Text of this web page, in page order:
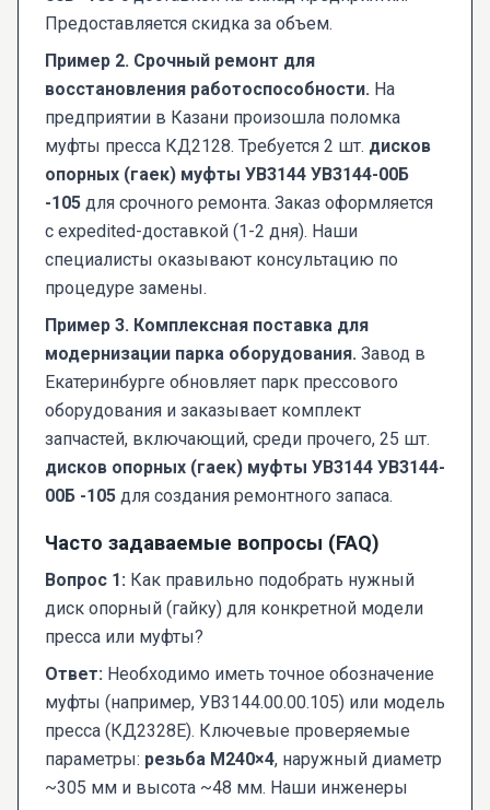
Предоставляется скидка за объем.
Пример 2. Срочный ремонт для
восстановления работоспособности. На
предприятии в Казани произошла поломка
муфты пресса КД2128. Требуется 2 шт. дисков
опорных (гаек) муфты УВ3144 УВ3144-00Б
-105 для срочного ремонта. Заказ оформляется
с expedited-доставкой (1-2 дня). Наши
специалисты оказывают консультацию по
процедуре замены.
Пример 3. Комплексная поставка для
модернизации парка оборудования. Завод в
Екатеринбурге обновляет парк прессового
оборудования и заказывает комплект
запчастей, включающий, среди прочего, 25 шт.
дисков опорных (гаек) муфты УВ3144 УВ3144-
00Б -105 для создания ремонтного запаса.
Часто задаваемые вопросы (FAQ)
Вопрос 1: Как правильно подобрать нужный
диск опорный (гайку) для конкретной модели
пресса или муфты?
Ответ: Необходимо иметь точное обозначение
муфты (например, УВ3144.00.00.105) или модель
пресса (КД2328Е). Ключевые проверяемые
параметры: резьба М240×4, наружный диаметр
~305 мм и высота ~48 мм. Наши инженеры